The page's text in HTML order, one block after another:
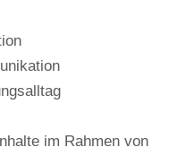
im Rahmen von